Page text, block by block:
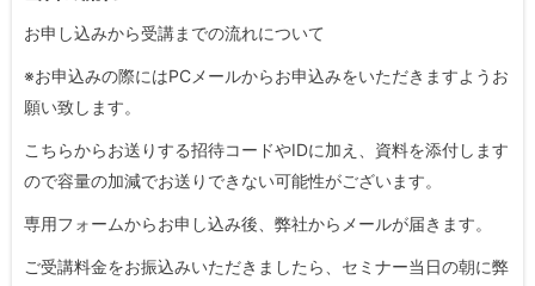
お申し込みから受講までの流れについて
※お申込みの際にはPCメールからお申込みをいただきますようお
願い致します。
こちらからお送りする招待コードやIDに加え、資料を添付します
ので容量の加減でお送りできない可能性がございます。
専用フォームからお申し込み後、弊社からメールが届きます。
ご受講料金をお振込みいただきましたら、セミナー当日の朝に弊